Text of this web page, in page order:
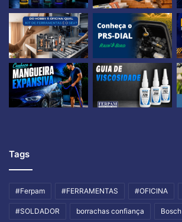
Tags
#Ferpam #FERRAMENTAS #OFICINA
#SOLDADOR borrachas confiança Bosch